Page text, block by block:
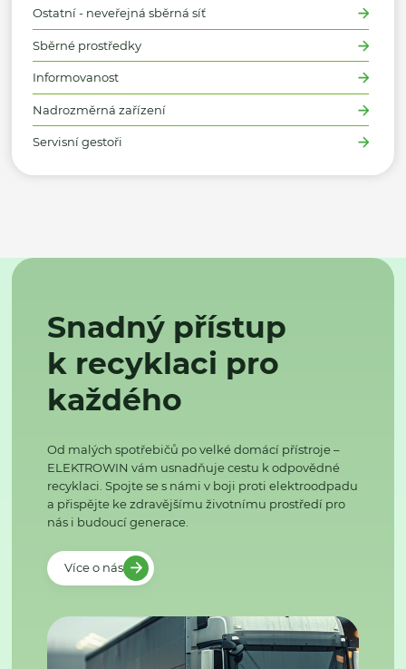
Ostatní - neveřejná sběrná síť
Sběrné prostředky
Informovanost
Nadrozměrná zařízení
Servisní gestoři
Snadný přístup
k recyklaci pro
každého
Od malých spotřebičů po velké domácí přístroje –
ELEKTROWIN vám usnadňuje cestu k odpovědné
recyklaci. Spojte se s námi v boji proti elektroodpadu
a přispějte ke zdravějšímu životnímu prostředí pro
nás i budoucí generace.
Více o nás